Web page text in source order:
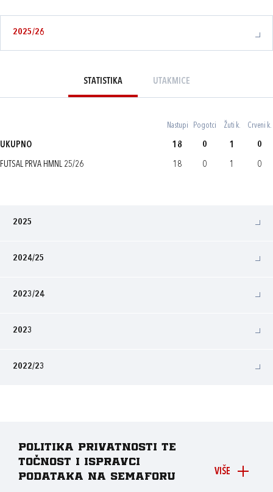
2025/26
STATISTIKA UTAKMICE
Nastupi Pogotci Žuti k. Crveni k.
UKUPNO 18 0 1 0
FUTSAL PRVA HMNL 25/26 18 0 1 0
2025
2024/25
2023/24
2023
2022/23
VIŠE
Politika privatnosti te
točnost i ispravci
podataka na Semaforu